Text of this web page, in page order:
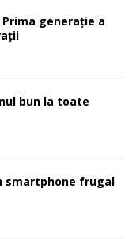
Prima generaţie a
bun la toate
smartphone frugal